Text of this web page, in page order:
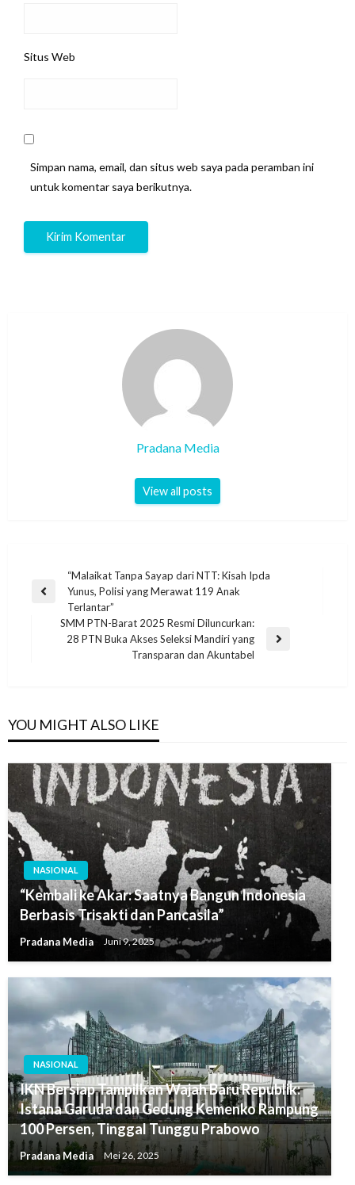
Situs Web
Simpan nama, email, dan situs web saya pada peramban ini
untuk komentar saya berikutnya.
Pradana Media
View all posts
“Malaikat Tanpa Sayap dari NTT: Kisah Ipda
Yunus, Polisi yang Merawat 119 Anak
Terlantar”
SMM PTN-Barat 2025 Resmi Diluncurkan:
28 PTN Buka Akses Seleksi Mandiri yang
Transparan dan Akuntabel
YOU MIGHT ALSO LIKE
NASIONAL
“Kembali ke Akar: Saatnya Bangun Indonesia
Berbasis Trisakti dan Pancasila”
Pradana Media Juni 9, 2025
NASIONAL
IKN Bersiap Tampilkan Wajah Baru Republik:
Istana Garuda dan Gedung Kemenko Rampung
100 Persen, Tinggal Tunggu Prabowo
Pradana Media Mei 26, 2025